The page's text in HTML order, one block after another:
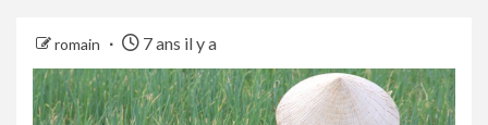
romain 7 ans il y a